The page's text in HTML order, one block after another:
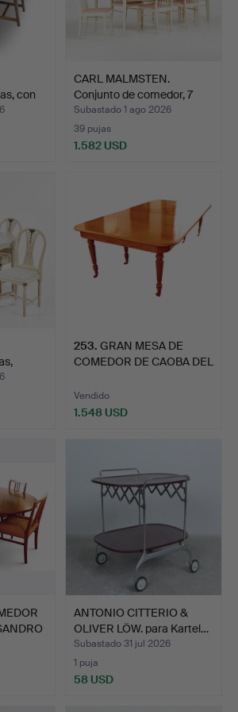
con
CARL MALMSTEN.
Conjunto de comedor, 7
piez…
Subastado 1 ago 2026
39 pujas
1.582 USD
253. GRAN MESA DE
COMEDOR DE CAOBA DEL
Vendido
1.548 USD
ANTONIO CITTERIO &
OLIVER LÖW. para Kartel…
Subastado 31 jul 2026
1 puja
58 USD